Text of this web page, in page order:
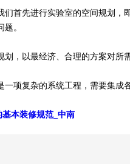
先进行实验室的空间规划，
。
以最经济、合理的方案对所
复杂的系统工程，需要集成
本装修规范_中南